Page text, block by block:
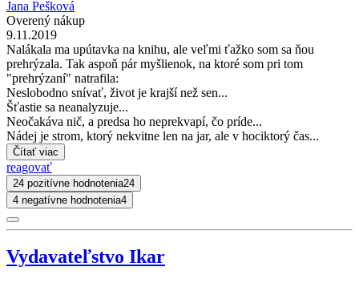
Jana Pešková
Overený nákup
9.11.2019
Nalákala ma upútavka na knihu, ale veľmi ťažko som sa ňou
prehrýzala. Tak aspoň pár myšlienok, na ktoré som pri tom
"prehrýzaní" natrafila:
Neslobodno snívať, život je krajší než sen...
Šťastie sa neanalyzuje...
Neočakáva nič, a predsa ho neprekvapí, čo príde...
Nádej je strom, ktorý nekvitne len na jar, ale v hociktorý čas...
Čítať viac
reagovať
24 pozitívne hodnotenia24
4 negatívne hodnotenia4
Vydavateľstvo Ikar